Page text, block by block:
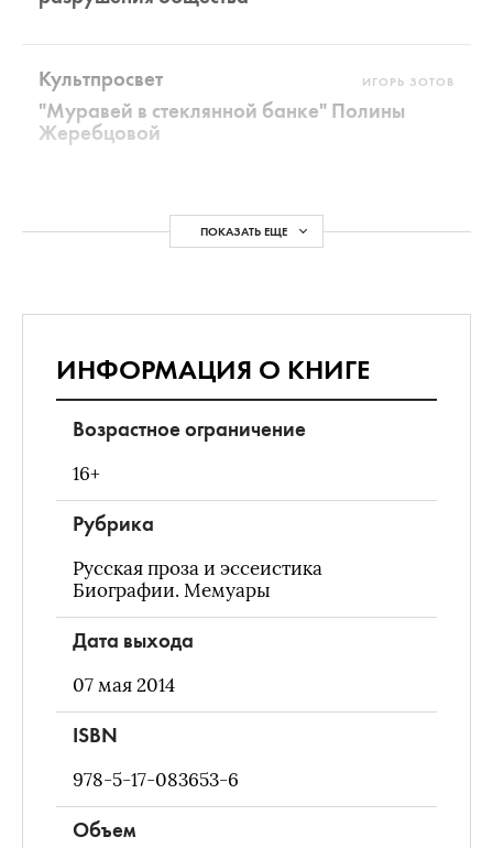
Культпросвет ИГОРЬ ЗОТОВ
"Муравей в стеклянной банке" Полины
Жеребцовой
ПОКАЗАТЬ ЕЩЕ
ИНФОРМАЦИЯ О КНИГЕ
Возрастное ограничение
16+
Рубрика
Русская проза и эссеистика
Биографии. Мемуары
Дата выхода
07 мая 2014
ISBN
978-5-17-083653-6
Объем